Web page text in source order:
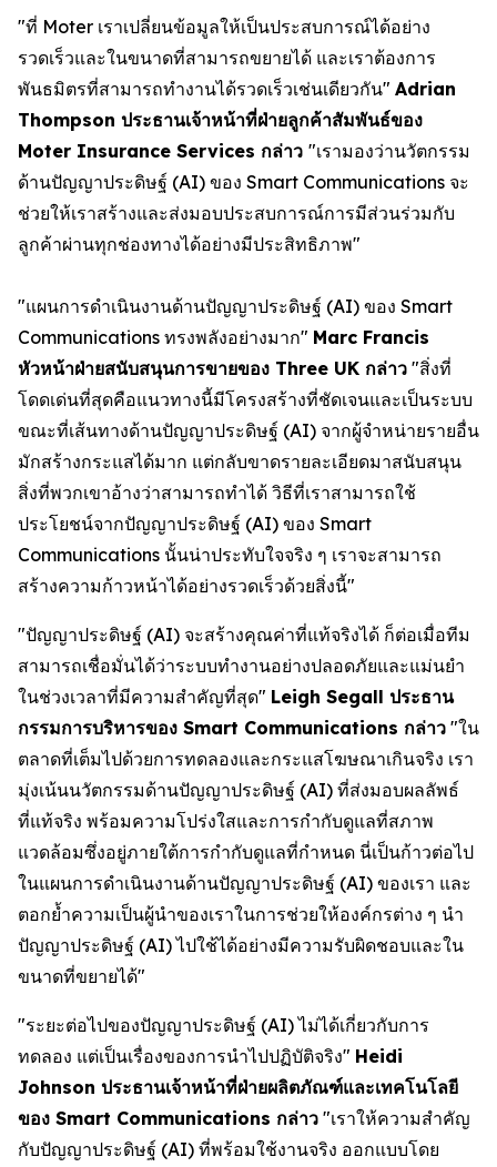
"ที่ Moter เราเปลี่ยนข้อมูลให้เป็นประสบการณ์ได้อย่าง
รวดเร็วและในขนาดที่สามารถขยายได้ และเราต้องการ
พันธมิตรที่สามารถทำงานได้รวดเร็วเช่นเดียวกัน" Adrian
Thompson ประธานเจ้าหน้าที่ฝ่ายลูกค้าสัมพันธ์ของ
Moter Insurance Services กล่าว "เรามองว่านวัตกรรม
ด้านปัญญาประดิษฐ์ (AI) ของ Smart Communications จะ
ช่วยให้เราสร้างและส่งมอบประสบการณ์การมีส่วนร่วมกับ
ลูกค้าผ่านทุกช่องทางได้อย่างมีประสิทธิภาพ"
"แผนการดำเนินงานด้านปัญญาประดิษฐ์ (AI) ของ Smart
Communications ทรงพลังอย่างมาก" Marc Francis
หัวหน้าฝ่ายสนับสนุนการขายของ Three UK กล่าว "สิ่งที่
โดดเด่นที่สุดคือแนวทางนี้มีโครงสร้างที่ชัดเจนและเป็นระบบ
ขณะที่เส้นทางด้านปัญญาประดิษฐ์ (AI) จากผู้จำหน่ายรายอื่น
มักสร้างกระแสได้มาก แต่กลับขาดรายละเอียดมาสนับสนุน
สิ่งที่พวกเขาอ้างว่าสามารถทำได้ วิธีที่เราสามารถใช้
ประโยชน์จากปัญญาประดิษฐ์ (AI) ของ Smart
Communications นั้นน่าประทับใจจริง ๆ เราจะสามารถ
สร้างความก้าวหน้าได้อย่างรวดเร็วด้วยสิ่งนี้"
"ปัญญาประดิษฐ์ (AI) จะสร้างคุณค่าที่แท้จริงได้ ก็ต่อเมื่อทีม
สามารถเชื่อมั่นได้ว่าระบบทำงานอย่างปลอดภัยและแม่นยำ
ในช่วงเวลาที่มีความสำคัญที่สุด" Leigh Segall ประธาน
กรรมการบริหารของ Smart Communications กล่าว "ใน
ตลาดที่เต็มไปด้วยการทดลองและกระแสโฆษณาเกินจริง เรา
มุ่งเน้นนวัตกรรมด้านปัญญาประดิษฐ์ (AI) ที่ส่งมอบผลลัพธ์
ที่แท้จริง พร้อมความโปร่งใสและการกำกับดูแลที่สภาพ
แวดล้อมซึ่งอยู่ภายใต้การกำกับดูแลที่กำหนด นี่เป็นก้าวต่อไป
ในแผนการดำเนินงานด้านปัญญาประดิษฐ์ (AI) ของเรา และ
ตอกย้ำความเป็นผู้นำของเราในการช่วยให้องค์กรต่าง ๆ นำ
ปัญญาประดิษฐ์ (AI) ไปใช้ได้อย่างมีความรับผิดชอบและใน
ขนาดที่ขยายได้"
"ระยะต่อไปของปัญญาประดิษฐ์ (AI) ไม่ได้เกี่ยวกับการ
ทดลอง แต่เป็นเรื่องของการนำไปปฏิบัติจริง" Heidi
Johnson ประธานเจ้าหน้าที่ฝ่ายผลิตภัณฑ์และเทคโนโลยี
ของ Smart Communications กล่าว "เราให้ความสำคัญ
กับปัญญาประดิษฐ์ (AI) ที่พร้อมใช้งานจริง ออกแบบโดย